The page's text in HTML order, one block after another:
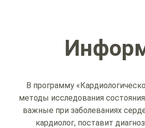
В программу
методы исследования
важные при заболеваниях
кардиолог, поставит